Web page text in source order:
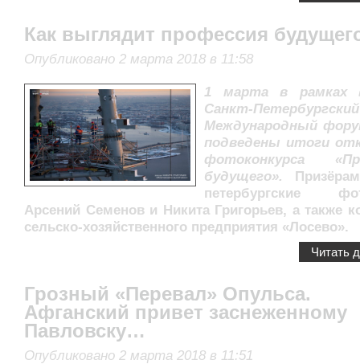
Как выглядит профессия
Опубликовано 2 марта 2018 в 11:58
1 марта в рамках
Санкт-Петербургский
Международный
подведены итоги
фотоконкурса
будущего».
петербургские
Арсений Семенов и Никита Григорьев, а также
сельско-хозяйственного предприятия «Лосево».
Читать
Грозный «Перевал» Опульса.
Афганский привет заснеженному
Павловску…
Опубликовано 2 марта 2018 в 11:51